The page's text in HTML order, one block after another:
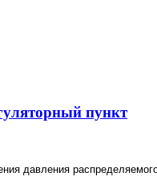
пункт
давления